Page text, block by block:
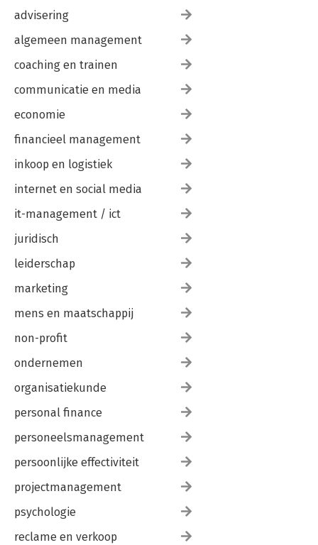
advisering
algemeen management
coaching en trainen
communicatie en media
economie
financieel management
inkoop en logistiek
internet en social media
it-management / ict
juridisch
leiderschap
marketing
mens en maatschappij
non-profit
ondernemen
organisatiekunde
personal finance
personeelsmanagement
persoonlijke effectiviteit
projectmanagement
psychologie
reclame en verkoop